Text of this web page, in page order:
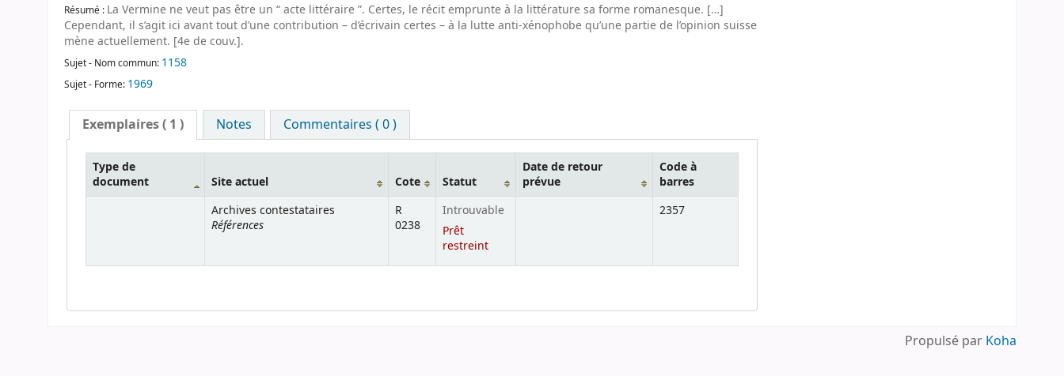
Résumé : La Vermine ne veut pas être un “ acte littéraire ”. Certes, le récit emprunte à la littérature sa forme romanesque. […]
Cependant, il s’agit ici avant tout d’une contribution – d’écrivain certes – à la lutte anti-xénophobe qu’une partie de l’opinion suisse
mène actuellement. [4e de couv.].
Sujet - Nom commun: 1158
Sujet - Forme: 1969
Exemplaires( 1 ) Notes Commentaires ( 0 )
Type de
document
Site actuel Cote Statut
Date de retour
prévue
Code à
barres
Archives contestataires
Références
R
0238
Introuvable
Prêt
restreint
2357
Propulsé par Koha